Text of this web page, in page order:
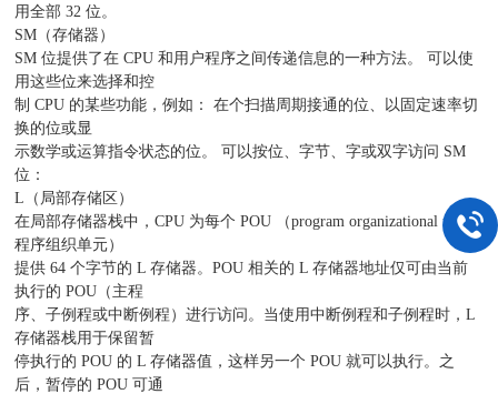
用全部 32 位。
SM（存储器）
SM 位提供了在 CPU 和用户程序之间传递信息的一种方法。 可以使
用这些位来选择和控
制 CPU 的某些功能，例如： 在个扫描周期接通的位、以固定速率切
换的位或显
示数学或运算指令状态的位。 可以按位、字节、字或双字访问 SM
位：
L（局部存储区）
在局部存储器栈中，CPU 为每个 POU （program organizational unit，
程序组织单元）
提供 64 个字节的 L 存储器。POU 相关的 L 存储器地址仅可由当前
执行的 POU（主程
序、子例程或中断例程）进行访问。当使用中断例程和子例程时，L
存储器栈用于保留暂
停执行的 POU 的 L 存储器值，这样另一个 POU 就可以执行。之
后，暂停的 POU 可通